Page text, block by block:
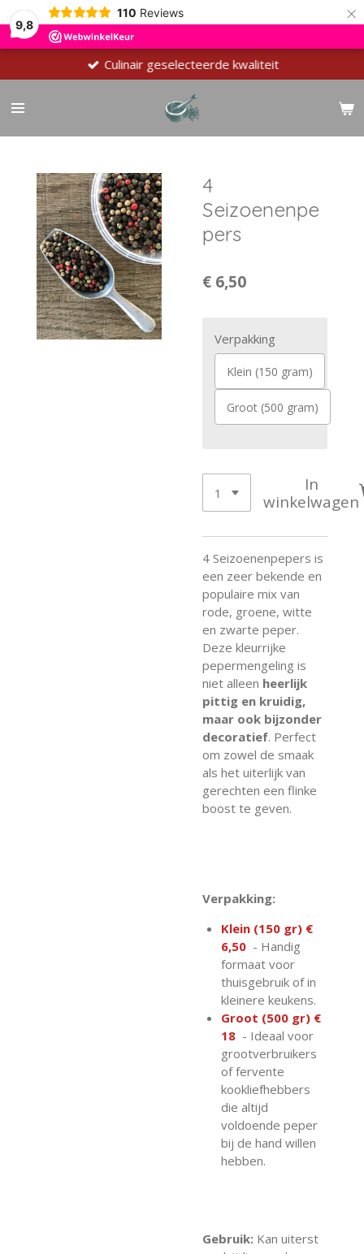
9,8
110 Reviews ×
Culinair geselecteerde kwaliteit
4
Seizoenenpe
pers
€ 6,50
Verpakking
Klein (150 gram)
Groot (500 gram)
In
winkelwagen
4 Seizoenenpepers is
een zeer bekende en
populaire mix van
rode, groene, witte
en zwarte peper.
Deze kleurrijke
pepermengeling is
niet alleen heerlijk
pittig en kruidig,
maar ook bijzonder
decoratief. Perfect
om zowel de smaak
als het uiterlijk van
gerechten een flinke
boost te geven.
Verpakking:
Klein (150 gr) €
6,50 - Handig
formaat voor
thuisgebruik of in
kleinere keukens.
Groot (500 gr) €
18 - Ideaal voor
grootverbruikers
of fervente
kookliefhebbers
die altijd
voldoende peper
bij de hand willen
hebben.
Gebruik: Kan uiterst